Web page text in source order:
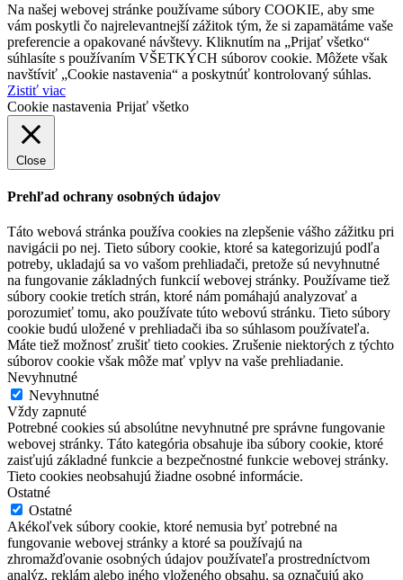
Na našej webovej stránke používame súbory COOKIE, aby sme
vám poskytli čo najrelevantnejší zážitok tým, že si zapamätáme vaše
preferencie a opakované návštevy. Kliknutím na „Prijať všetko“
súhlasíte s používaním VŠETKÝCH súborov cookie. Môžete však
navštíviť „Cookie nastavenia“ a poskytnúť kontrolovaný súhlas.
Zistiť viac
Cookie nastavenia Prijať všetko
Close
Prehľad ochrany osobných údajov
Táto webová stránka používa cookies na zlepšenie vášho zážitku pri
navigácii po nej. Tieto súbory cookie, ktoré sa kategorizujú podľa
potreby, ukladajú sa vo vašom prehliadači, pretože sú nevyhnutné
na fungovanie základných funkcií webovej stránky. Používame tiež
súbory cookie tretích strán, ktoré nám pomáhajú analyzovať a
porozumieť tomu, ako používate túto webovú stránku. Tieto súbory
cookie budú uložené v prehliadači iba so súhlasom používateľa.
Máte tiež možnosť zrušiť tieto cookies. Zrušenie niektorých z týchto
súborov cookie však môže mať vplyv na vaše prehliadanie.
Nevyhnutné
Nevyhnutné
Vždy zapnuté
Potrebné cookies sú absolútne nevyhnutné pre správne fungovanie
webovej stránky. Táto kategória obsahuje iba súbory cookie, ktoré
zaisťujú základné funkcie a bezpečnostné funkcie webovej stránky.
Tieto cookies neobsahujú žiadne osobné informácie.
Ostatné
Ostatné
Akékoľvek súbory cookie, ktoré nemusia byť potrebné na
fungovanie webovej stránky a ktoré sa používajú na
zhromažďovanie osobných údajov používateľa prostredníctvom
analýz, reklám alebo iného vloženého obsahu, sa označujú ako